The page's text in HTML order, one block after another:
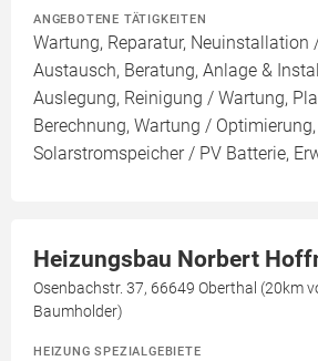
ANGEBOTENE TÄTIGKEITEN
Wartung, Reparatur, Neuinstallation
Austausch, Beratung, Anlage &
Auslegung, Reinigung / Wartung,
Berechnung, Wartung / Optimierung,
Solarstromspeicher / PV Batterie,
Heizungsbau Norbert
Osenbachstr. 37, 66649 Oberthal (20km
Baumholder)
HEIZUNG SPEZIALGEBIETE